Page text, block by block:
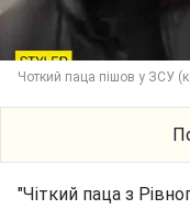
Чоткий паца пішов у ЗСУ
"Чіткий паца з